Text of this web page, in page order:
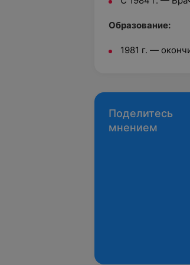
Образование:
1981 г. —
Поделитесь
мнением